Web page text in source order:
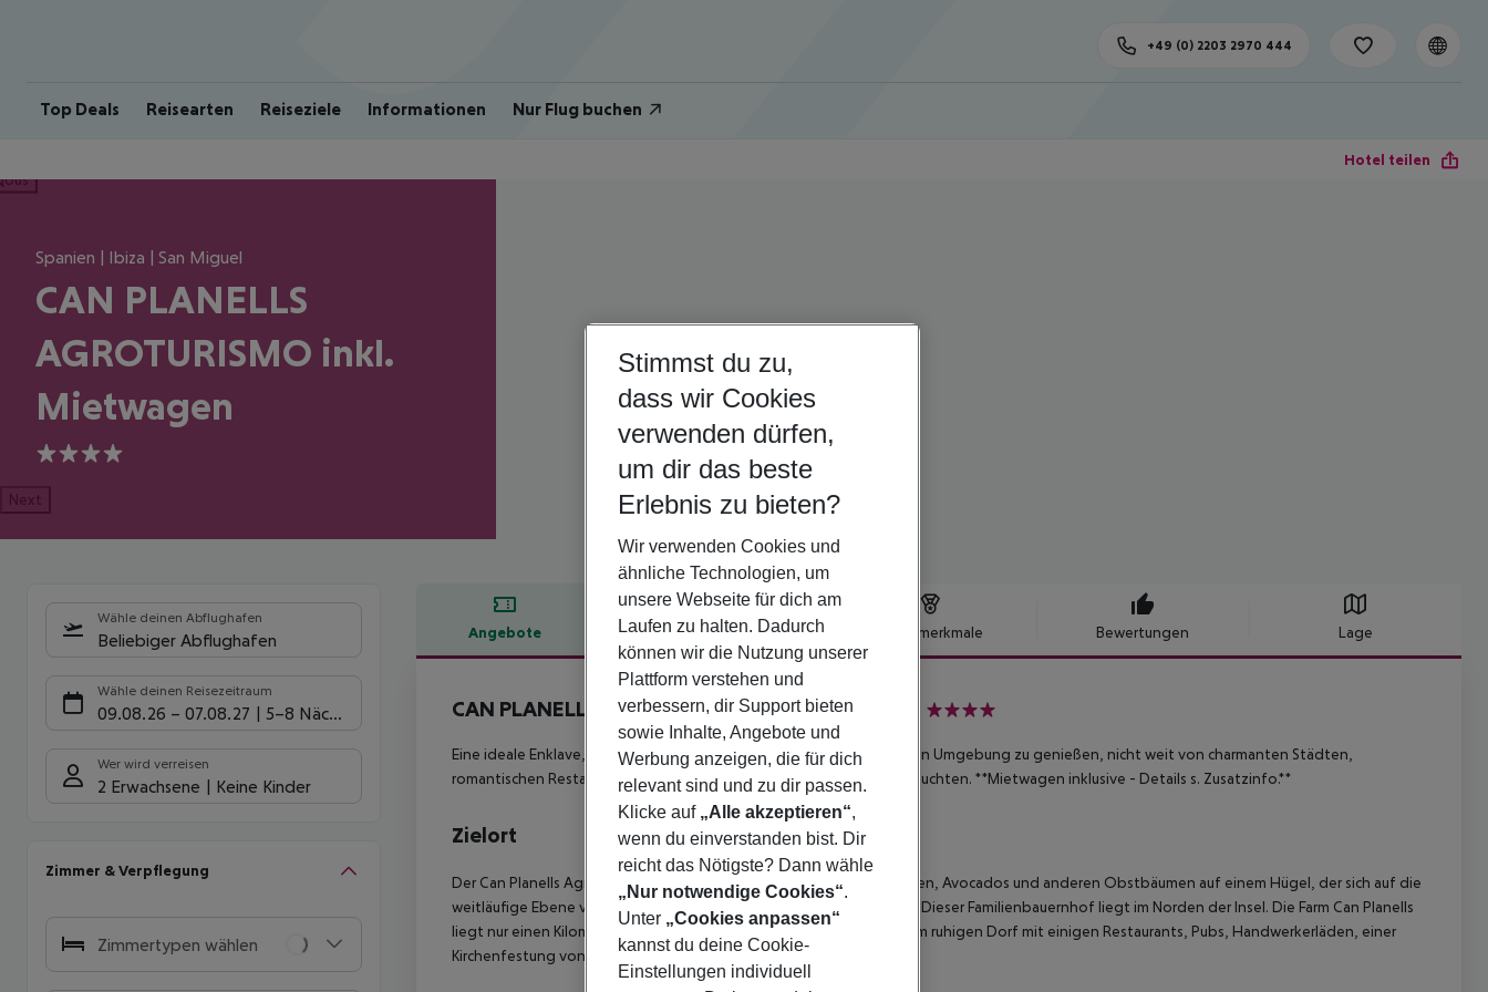
Top Deals Reisearten Reiseziele Informationen Nur Flug buchen
+49 (0) 2203 2970 444
Hotel teilen
Spanien | Ibiza | San Miguel
CAN PLANELLS
AGROTURISMO inkl.
Mietwagen
4
Next
Wähle deinen Abflughafen
Beliebiger Abflughafen
Wähle deinen Reisezeitraum
09.08.26 – 07.08.27 5-8 Nächte
Wer wird verreisen
2 Erwachsene Keine Kinder
Zimmer & Verpflegung
Zimmertypen wählen
Angebote Hotelbeschreibung Hotelmerkmale Bewertungen Lage
Hotelbeschreibung
CAN PLANELLS AGROTURISMO inkl. Mietwagen
Eine ideale Enklave, um einen Traumurlaub in einer intimen und ruhigen Umgebung zu genießen, nicht weit von charmanten Städten,
romantischen Restaurants, Kunsthandwerksmärkten und idyllischen Buchten. **Mietwagen inklusive - Details s. Zusatzinfo.**
Zielort
Der Can Planells Agrotourismus erwartet Sie zwischen Orangenbäumen, Avocados und anderen Obstbäumen auf einem Hügel, der sich auf die
weitläufige Ebene von Es Pla Roig in Sant Miquel de Balansat öffnet. Dieser Familienbauernhof liegt im Norden der Insel. Die Farm Can Planells
liegt nur einen Kilometer von Sant Miquel de Balansat entfernt, einem ruhigen Dorf mit einigen Restaurants, Pubs, Handwerkerläden, einer
Kirchenfestung von großer Schönheit.
Stimmst du zu,
dass wir Cookies
verwenden dürfen,
um dir das beste
Erlebnis zu bieten?
Wir verwenden Cookies und
ähnliche Technologien, um
unsere Webseite für dich am
Laufen zu halten. Dadurch
können wir die Nutzung unserer
Plattform verstehen und
verbessern, dir Support bieten
sowie Inhalte, Angebote und
Werbung anzeigen, die für dich
relevant sind und zu dir passen.
Klicke auf „Alle akzeptieren“,
wenn du einverstanden bist. Dir
reicht das Nötigste? Dann wähle
„Nur notwendige Cookies“.
Unter „Cookies anpassen“
kannst du deine Cookie-
Einstellungen individuell